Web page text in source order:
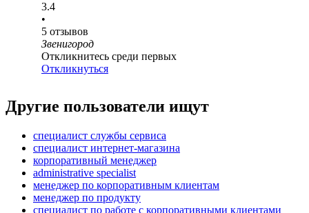
3.4
•
5 отзывов
Звенигород
Откликнитесь среди первых
Откликнуться
Другие пользователи ищут
специалист службы сервиса
специалист интернет-магазина
корпоративный менеджер
administrative specialist
менеджер по корпоративным клиентам
менеджер по продукту
специалист по работе с корпоративными клиентами